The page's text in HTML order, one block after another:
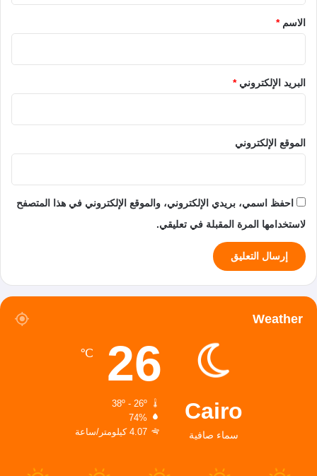
*الاسم*
البريد الإلكتروني*
الموقع الإلكتروني
احفظ اسمي، بريدي الإلكتروني، والموقع الإلكتروني في هذا المتصفح
لاستخدامها المرة المقبلة في تعليقي.
Weather
Cairo
سماء صافية
26
℃
38º - 26º
74%
4.07 كيلومتر/ساعة